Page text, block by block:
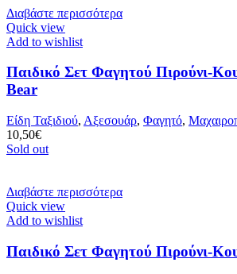
Διαβάστε περισσότερα
Quick view
Add to wishlist
Παιδικό Σετ Φαγητού Πιρούνι-
Bear
Είδη Ταξιδιού, Αξεσουάρ, Φαγητό,
10,50€
Sold out
Διαβάστε περισσότερα
Quick view
Add to wishlist
Παιδικό Σετ Φαγητού Πιρούνι-